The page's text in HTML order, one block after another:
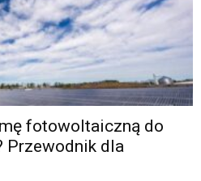
fotowoltaiczną do
Przewodnik dla